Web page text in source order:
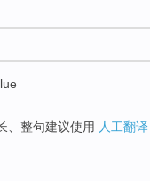
、整句建议使用 人工翻译